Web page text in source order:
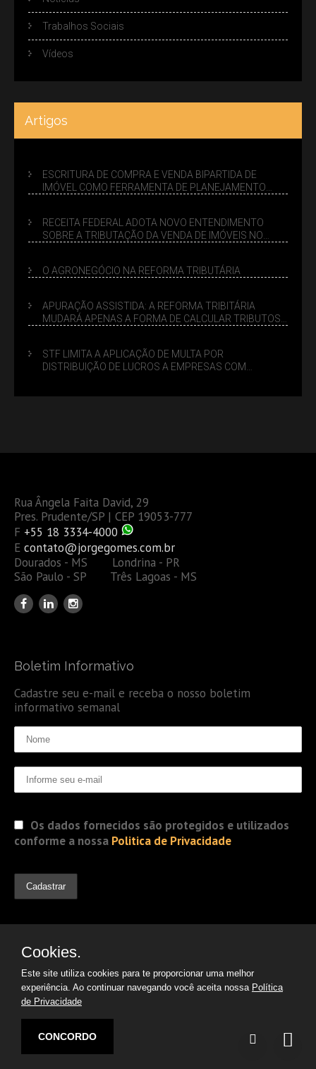
Trabalhos Sociais
Vídeos
Artigos
ESCRITURA DE COMPRA E VENDA BIPARTIDA DE
IMÓVEL COMO FERRAMENTA DE PLANEJAMENTO
RECEITA FEDERAL ADOTA NOVO ENTENDIMENTO
SOBRE A TRIBUTAÇÃO DA VENDA DE IMÓVEIS NO
O AGRONEGÓCIO NA REFORMA TRIBUTÁRIA
APURAÇÃO ASSISTIDA: A REFORMA TRIBITÁRIA
MUDARÁ APENAS A FORMA DE CALCULAR TRIBUTOS
STF LIMITA A APLICAÇÃO DE MULTA POR
DISTRIBUIÇÃO DE LUCROS A EMPRESAS COM
Rua Ângela Faita David, 29
Pres. Prudente/SP | CEP 19053-777
F +55 18 3334-4000
E contato@jorgegomes.com.br
Dourados - MS Londrina - PR
São Paulo - SP Três Lagoas - MS
Boletim Informativo
Cadastre seu e-mail e receba o nosso boletim
informativo semanal
Os dados fornecidos são protegidos e utilizados
conforme a nossa Politica de Privacidade
© 2019 Jorge Gomes
Advogados. Direitos Reservados
Argon | Otimização de Sites
Cookies.
Este site utiliza cookies para te proporcionar uma melhor
experiência. Ao continuar navegando você aceita nossa Política
de Privacidade
CONCORDO